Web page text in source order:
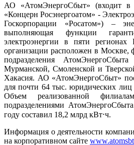
АО «АтомЭнергоСбыт» (входит в
«Концерн Росэнергоатом» -
Госкорпорации «Росатом») –
выполняющая функции
электроэнергии в пяти
организации расположен в Москве,
подразделения
Мурманской, Смоленской и
Хакасия. АО «АтомЭнергоСбыт»
для почти 64 тыс. юридических
Объем реализованной
подразделениями
году составил 18,2 млрд кВт⋅ч.
Информация о деятельности
на корпоративном сайте